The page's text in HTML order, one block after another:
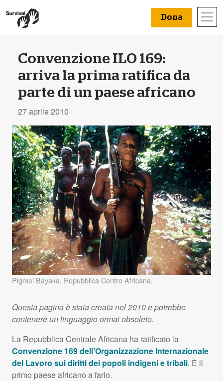
Dona
Convenzione ILO 169:
arriva la prima ratifica da
parte di un paese africano
27 aprile 2010
Pigmei Bayaka, Repubblica Centro Africana.
Questa pagina è stata creata nel 2010 e potrebbe
contenere un linguaggio ormai obsoleto.
La Repubblica Centrale Africana ha ratificato la
Convenzione 169 dell’Organizzazione Internazionale
del Lavoro sui diritti dei popoli indigeni e tribali. È il
primo paese africano a farlo.